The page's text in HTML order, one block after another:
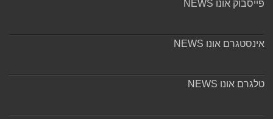
פייסבוק אונו NEWS
אינסטגרם אונו NEWS
טלגרם אונו NEWS